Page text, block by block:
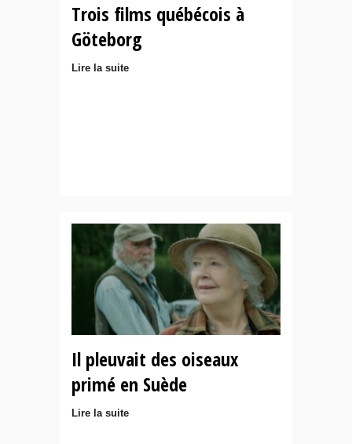
Trois films québécois à
Göteborg
Lire la suite
Il pleuvait des oiseaux
primé en Suède
Lire la suite